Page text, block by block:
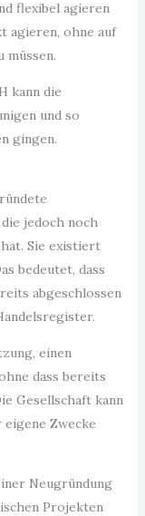
flexibel agieren
agieren, ohne auf
müssen.
kann die
und so
gingen.
jedoch noch
Sie existiert
bedeutet, dass
abgeschlossen
einen
dass bereits
Gesellschaft kann
Zwecke
Neugründung
Projekten